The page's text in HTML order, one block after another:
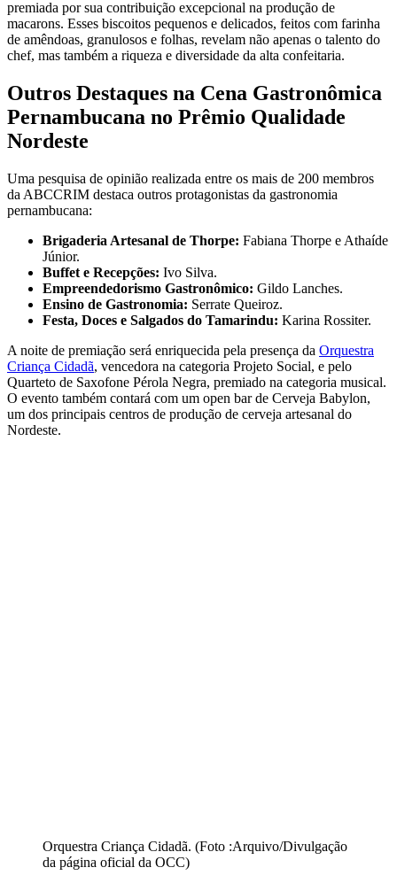
premiada por sua contribuição excepcional na produção de
macarons. Esses biscoitos pequenos e delicados, feitos com farinha
de amêndoas, granulosos e folhas, revelam não apenas o talento do
chef, mas também a riqueza e diversidade da alta confeitaria.
Outros Destaques na Cena Gastronômica
Pernambucana no Prêmio Qualidade
Nordeste
Uma pesquisa de opinião realizada entre os mais de 200 membros
da ABCCRIM destaca outros protagonistas da gastronomia
pernambucana:
Brigaderia Artesanal de Thorpe: Fabiana Thorpe e Athaíde
Júnior.
Buffet e Recepções: Ivo Silva.
Empreendedorismo Gastronômico: Gildo Lanches.
Ensino de Gastronomia: Serrate Queiroz.
Festa, Doces e Salgados do Tamarindu: Karina Rossiter.
A noite de premiação será enriquecida pela presença da Orquestra
Criança Cidadã, vencedora na categoria Projeto Social, e pelo
Quarteto de Saxofone Pérola Negra, premiado na categoria musical.
O evento também contará com um open bar de Cerveja Babylon,
um dos principais centros de produção de cerveja artesanal do
Nordeste.
Orquestra Criança Cidadã. (Foto :Arquivo/Divulgação
da página oficial da OCC)